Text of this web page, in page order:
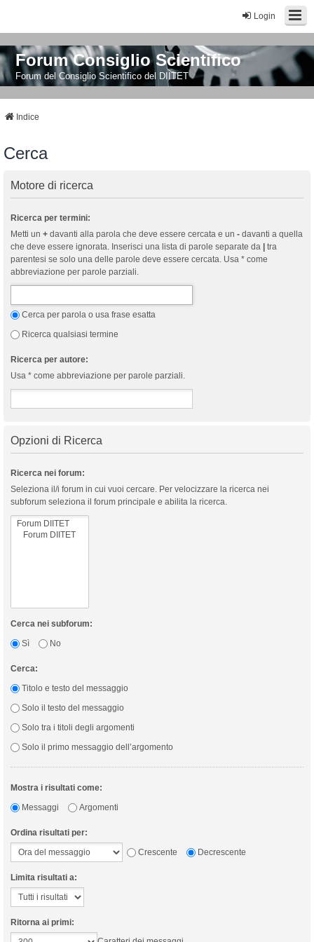
Login
Forum Consiglio Scientifico
Forum del Consiglio Scientifico del DIITET
Indice
Cerca
Motore di ricerca
Ricerca per termini:
Metti un + davanti alla parola che deve essere cercata e un - davanti a quella
che deve essere ignorata. Inserisci una lista di parole separate da
tra
parentesi se solo una delle parole deve essere cercata. Usa * come
abbreviazione per parole parziali.
Cerca per parola o usa frase esatta
Ricerca qualsiasi termine
Ricerca per autore:
Usa * come abbreviazione per parole parziali.
Opzioni di Ricerca
Ricerca nei forum:
Seleziona il/i forum in cui vuoi cercare. Per velocizzare la ricerca nei
subforum seleziona il forum principale e abilita la ricerca.
Cerca nei subforum:
Sì
No
Cerca:
Titolo e testo del messaggio
Solo il testo del messaggio
Solo tra i titoli degli argomenti
Solo il primo messaggio dell’argomento
Mostra i risultati come:
Messaggi
Argomenti
Ordina risultati per:
Crescente
Decrescente
Limita risultati a:
Ritorna ai primi: